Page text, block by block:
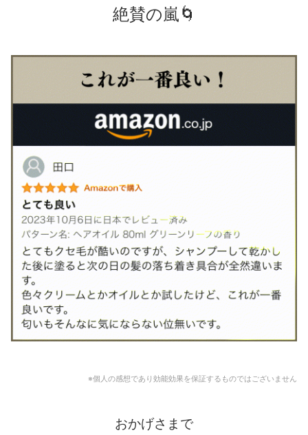
絶賛の嵐🌀
※個人の感想であり効能効果を保証するものではございません
おかげさまで